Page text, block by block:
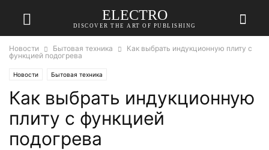
ELECTRO
DISCOVER THE ART OF PUBLISHING
Новости Бытовая техника
Как выбрать индукционную плиту с
функцией подогрева
Новости Бытовая техника
Как выбрать индукционную
плиту с функцией
подогрева